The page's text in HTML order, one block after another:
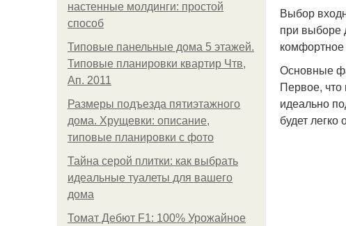
настенные молдинги: простой
способ
Типовые панельные дома 5 этажей.
Типовые планировки квартир Чтв,
Ап. 2011
Размеры подъезда пятиэтажного
дома. Хрущевки: описание,
типовые планировки с фото
Тайна серой плитки: как выбрать
идеальные туалеты для вашего
дома
Томат Дебют F1: 100% Урожайное
Выбор
при выборе
Основные
Первое,
идеально
будет